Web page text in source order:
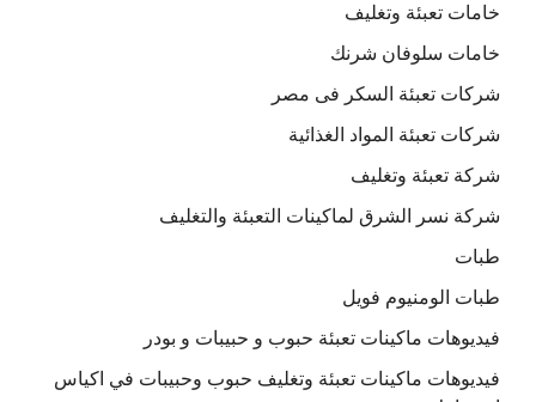
خامات تعبئة وتغليف
خامات سلوفان شرنك
شركات تعبئة السكر فى مصر
شركات تعبئة المواد الغذائية
شركة تعبئة وتغليف
شركة نسر الشرق لماكينات التعبئة والتغليف
طبات
طبات الومنيوم فويل
فيديوهات ماكينات تعبئة حبوب و حبيبات و بودر
فيديوهات ماكينات تعبئة وتغليف حبوب وحبيبات في اكياس